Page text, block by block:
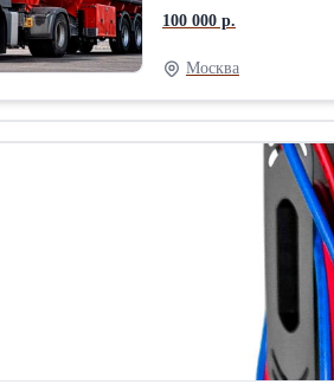
обработке шерсти, а
полиолефинов
при которой
бензола, % не более
воды – отсутствие *
100 000 р.
Москва